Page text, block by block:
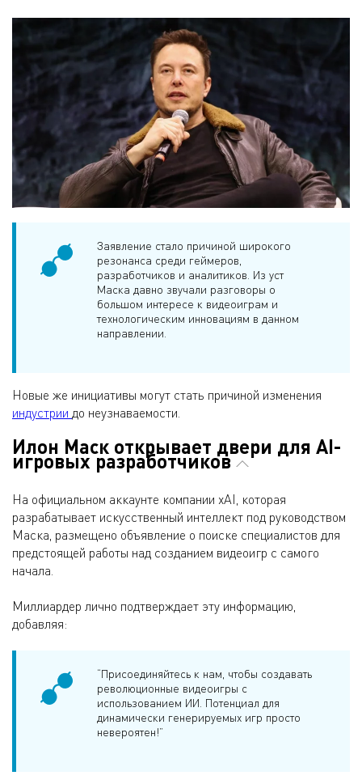
Заявление стало причиной широкого
резонанса среди геймеров,
разработчиков и аналитиков. Из уст
Маска давно звучали разговоры о
большом интересе к видеоиграм и
технологическим инновациям в данном
направлении.
Новые же инициативы могут стать причиной изменения
индустрии до неузнаваемости.
Илон Маск открывает двери для AI-
игровых разработчиков
На официальном аккаунте компании xAI, которая
разрабатывает искусственный интеллект под руководством
Маска, размещено объявление о поиске специалистов для
предстоящей работы над созданием видеоигр с самого
начала.
Миллиардер лично подтверждает эту информацию,
добавляя:
“Присоединяйтесь к нам, чтобы создавать
революционные видеоигры с
использованием ИИ. Потенциал для
динамически генерируемых игр просто
невероятен!”